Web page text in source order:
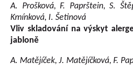
A. Prošková, F. Paprštein, S.
Kmínková, I. Šetinová
Vliv skladování na výskyt
jabloně
A. Matějíček, J. Matějíčková, F.